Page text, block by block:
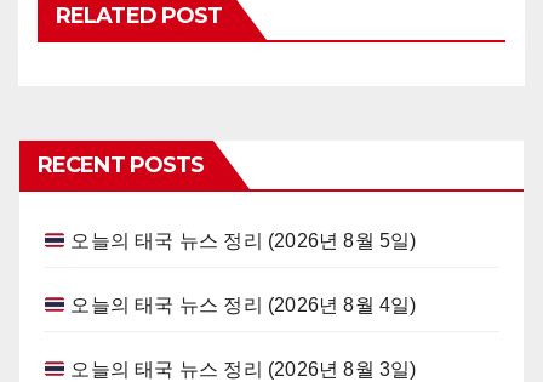
RELATED POST
RECENT POSTS
오늘의 태국 뉴스 정리 (2026년 8월 5일)
오늘의 태국 뉴스 정리 (2026년 8월 4일)
오늘의 태국 뉴스 정리 (2026년 8월 3일)